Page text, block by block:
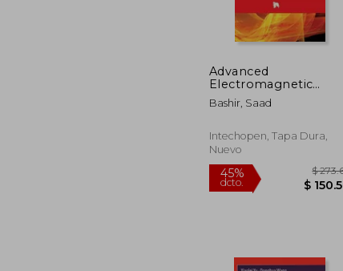
40%
dcto.
Advanced
Electromagnetic
Waves (en Inglés)
Bashir, Saad
Intechopen, Tapa Dura,
Nuevo